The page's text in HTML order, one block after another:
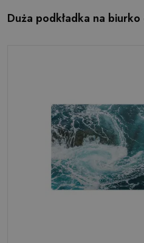
Duża podkładka na